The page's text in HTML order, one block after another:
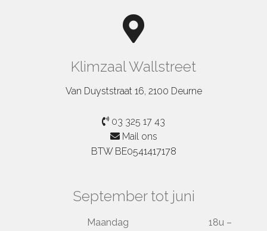
Klimzaal Wallstreet
Van Duyststraat 16, 2100 Deurne
03 325 17 43
Mail ons
BTW BE0541417178
September tot juni
Maandag
18u –